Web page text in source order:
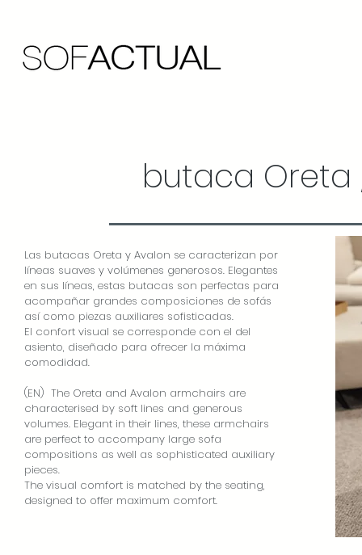
butaca
Las butacas Oreta y Avalon se caracterizan por
líneas suaves y volúmenes generosos. Elegantes
en sus líneas, estas butacas son perfectas para
acompañar grandes composiciones de sofás
así como piezas auxiliares sofisticadas.
El confort visual se corresponde con el del
asiento, diseñado para ofrecer la máxima
comodidad.
(EN) The Oreta and Avalon armchairs are
characterised by soft lines and generous
volumes. Elegant in their lines, these armchairs
are perfect to accompany large sofa
compositions as well as sophisticated auxiliary
pieces.
The visual comfort is matched by the seating,
designed to offer maximum comfort.